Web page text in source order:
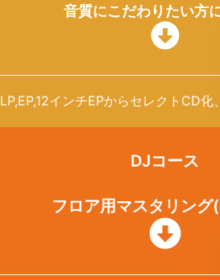
音質にこだわりたい方
LP,EP,12インチEPからセレクトCD
DJコース
フロア用マスタリング